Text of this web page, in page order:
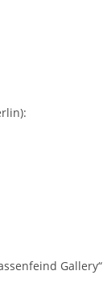
Gallery“